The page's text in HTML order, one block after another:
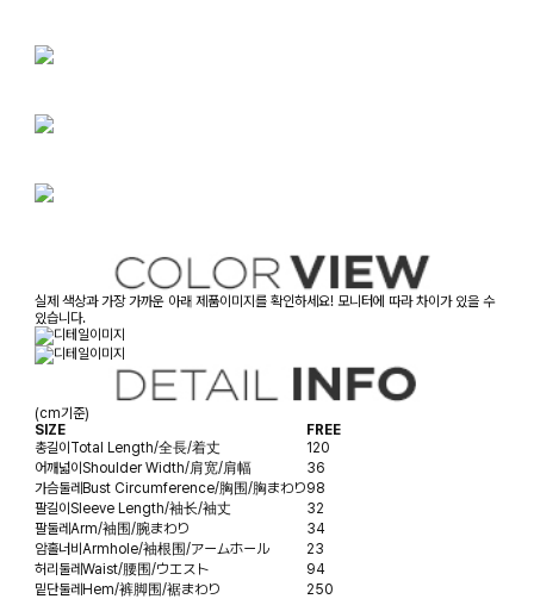
실제 색상과 가장 가까운 아래 제품이미지를 확인하세요! 모니터에 따라 차이가 있을 수
있습니다.
(cm기준)
SIZE
FREE
총길이Total Length/全長/着丈
120
어깨넓이Shoulder Width/肩宽/肩幅
36
가슴둘레Bust Circumference/胸围/胸まわり98
팔길이Sleeve Length/袖长/袖丈
32
팔둘레Arm/袖围/腕まわり
34
암홀너비Armhole/袖根围/アームホール
23
허리둘레Waist/腰围/ウエスト
94
밑단둘레Hem/裤脚围/裾まわり
250